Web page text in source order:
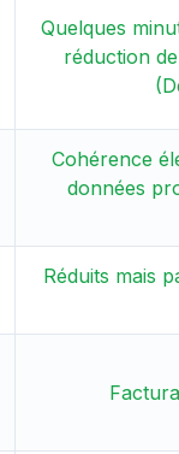
Quelques
réduction
Cohérence
données
Réduits mais